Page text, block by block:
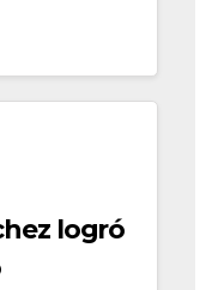
logró